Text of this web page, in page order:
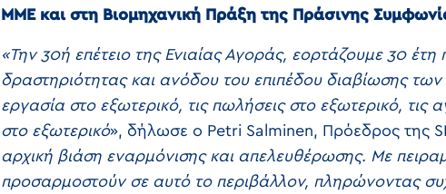
ΜΜΕ και στη Βιομηχανική Πράξη της Πράσινης
«Την 30ή επέτειο της Ενιαίας Αγοράς, εορτάζουμε 30
δραστηριότητας και ανόδου του επιπέδου διαβίωσης
εργασία στο εξωτερικό, τις πωλήσεις στο εξωτερικό, τις
στο εξωτερικό», δήλωσε ο Petri Salminen, Πρόεδρος της
αρχική βιάση εναρμόνισης και απελευθέρωσης. Με
προσαρμοστούν σε αυτό το περιβάλλον, πληρώνοντας